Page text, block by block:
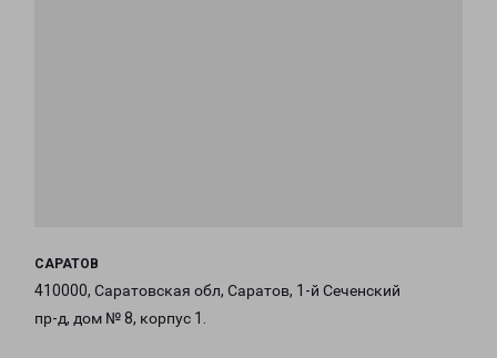
САРАТОВ
410000, Саратовская обл, Саратов, 1-й Сеченский
пр-д, дом № 8, корпус 1.